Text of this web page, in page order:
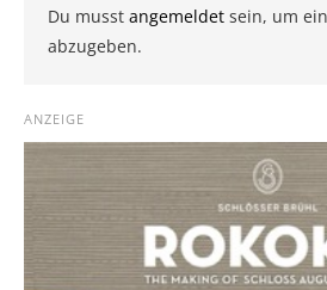
Du musst angemeldet sein, um
abzugeben.
ANZEIGE